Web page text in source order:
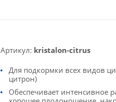
Артикул: kristalon-citrus
Для подкормки всех видов
цитрон)
Обеспечивает интенсивное